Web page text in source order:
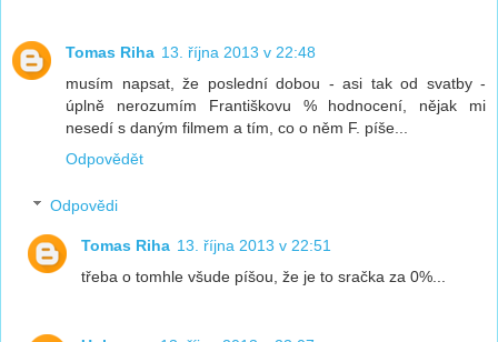
Tomas Riha 13. října 2013 v 22:48
musím napsat, že poslední dobou - asi tak od svatby -
úplně nerozumím Františkovu % hodnocení, nějak mi
nesedí s daným filmem a tím, co o něm F. píše...
Odpovědět
Odpovědi
Tomas Riha 13. října 2013 v 22:51
třeba o tomhle všude píšou, že je to sračka za 0%...